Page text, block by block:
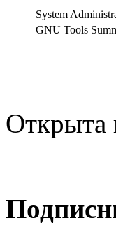
System
GNU Tools
Открыта